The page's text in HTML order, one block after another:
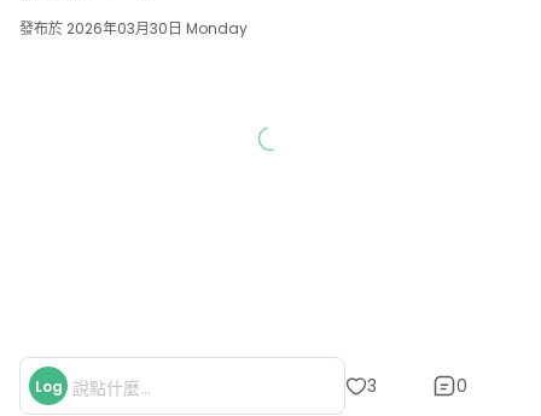
發布於 2026年03月30日 Monday
Log 說點什麼... 3 0